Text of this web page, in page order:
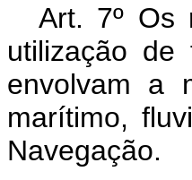
Art. 7º Os
utilização de
envolvam a
marítimo,
Navegação.